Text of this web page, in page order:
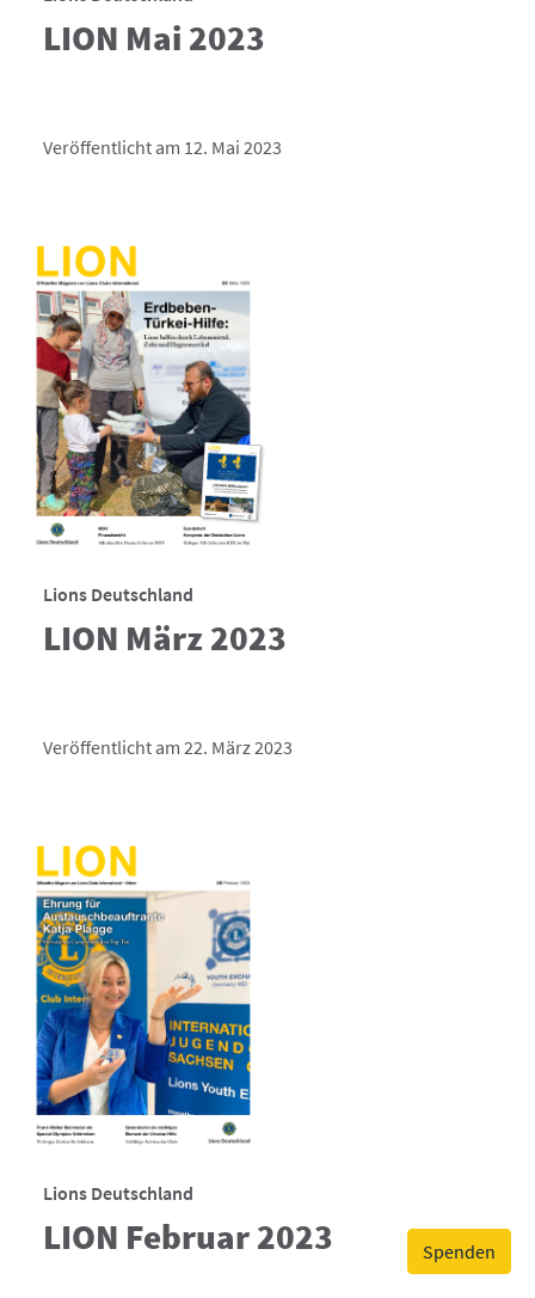
Spenden
LION Mai 2023
Veröffentlicht am 12. Mai 2023
Lions Deutschland
LION März 2023
Veröffentlicht am 22. März 2023
Lions Deutschland
LION Februar 2023